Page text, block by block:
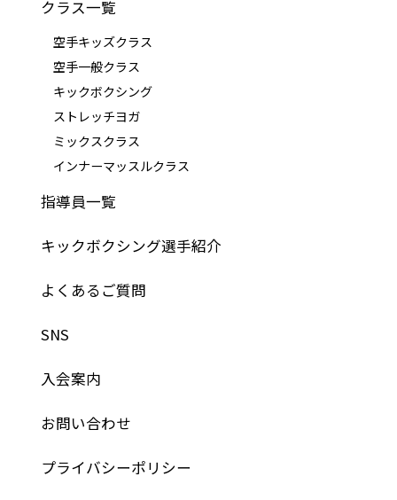
クラス一覧
空手キッズクラス
空手一般クラス
キックボクシング
ストレッチヨガ
ミックスクラス
インナーマッスルクラス
指導員一覧
キックボクシング選手紹介
よくあるご質問
SNS
入会案内
お問い合わせ
プライバシーポリシー